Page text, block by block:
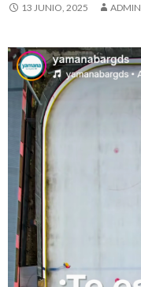
13 JUNIO, 2025 ADMIN